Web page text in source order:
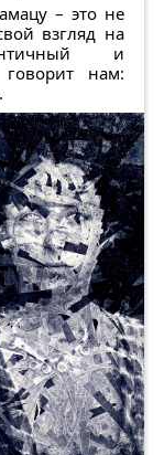
– это не
взгляд на
и
говорит нам: